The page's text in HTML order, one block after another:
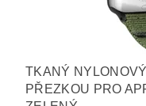
TKANÝ
PŘEZKOU PRO